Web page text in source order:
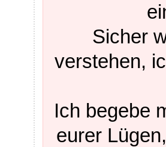
Sicher
verstehen,
Ich begebe
eurer